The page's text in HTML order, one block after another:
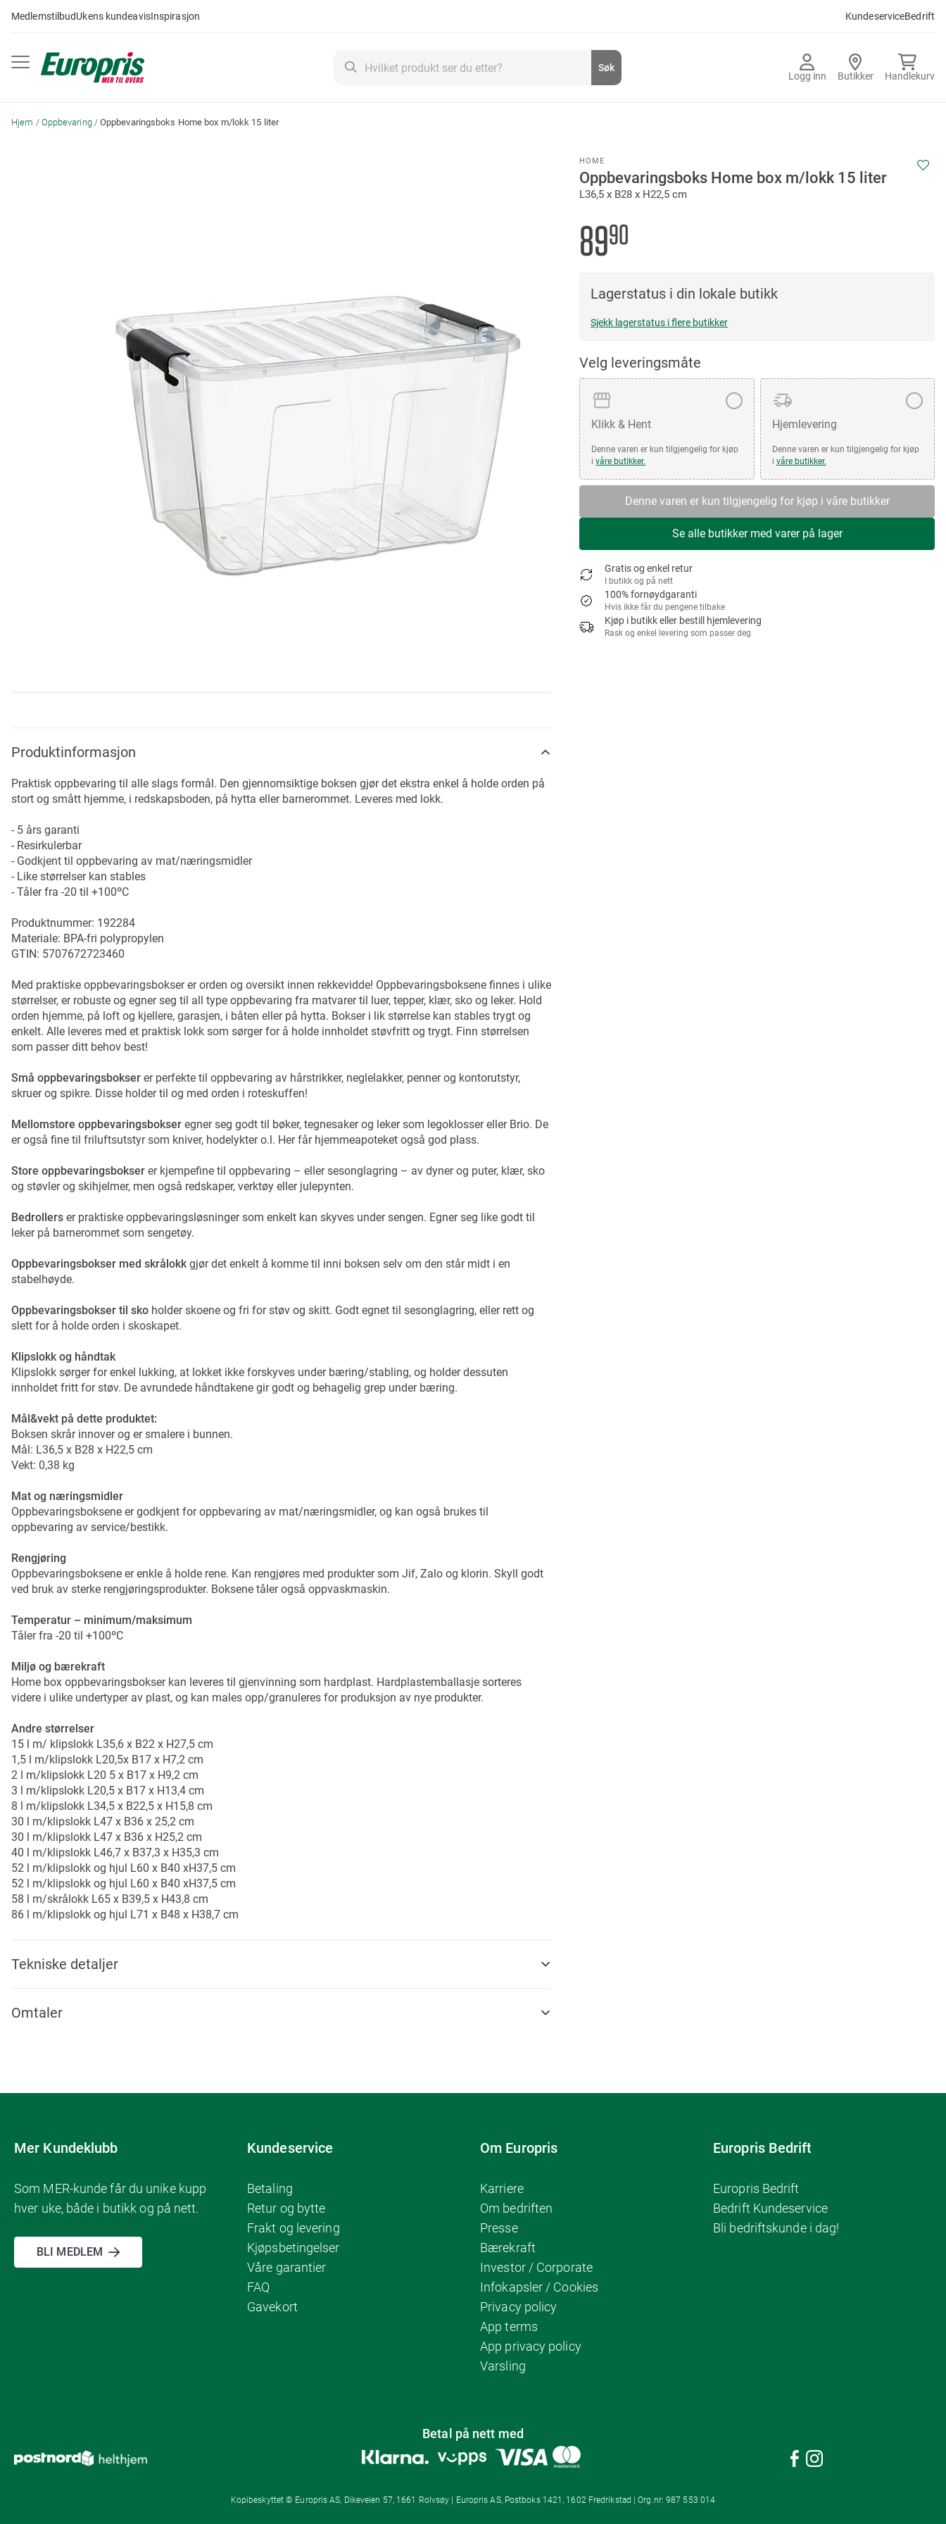
til
MedlemstilbudUkens kundeavisInspirasjon KundeserviceBedrift
Logg inn Butikker Handlekurv
Søk
Hjem Oppbevaring Oppbevaringsboks Home box m/lokk 15 liter
HOME
Oppbevaringsboks Home box m/lokk 15 liter
L36,5 x B28 x H22,5 cm
8990
Lagerstatus i din lokale butikk
Sjekk lagerstatus i flere butikker
Velg leveringsmåte
Klikk & Hent
Denne varen er kun tilgjengelig for kjøp
ivåre butikker.
Hjemlevering
Denne varen er kun tilgjengelig for kjøp
i våre butikker.
Denne varen er kun tilgjengelig for kjøp i våre butikker
Se alle butikker med varer på lager
Gratis og enkel retur
I butikk og på nett
100% fornøydgaranti
Hvis ikke får du pengene tilbake
Kjøp i butikk eller bestill hjemlevering
Rask og enkel levering som passer deg
the
beginning
the
images
Produktinformasjon
Praktisk oppbevaring til alle slags formål. Den gjennomsiktige boksen gjør det ekstra enkel å holde orden på
stort og smått hjemme, i redskapsboden, på hytta eller barnerommet. Leveres med lokk.
- 5 års garanti
- Resirkulerbar
- Godkjent til oppbevaring av mat/næringsmidler
- Like størrelser kan stables
- Tåler fra -20 til +100ºC
Produktnummer: 192284
Materiale: BPA-fri polypropylen
GTIN: 5707672723460
Med praktiske oppbevaringsbokser er orden og oversikt innen rekkevidde! Oppbevaringsboksene finnes i ulike
størrelser, er robuste og egner seg til all type oppbevaring fra matvarer til luer, tepper, klær, sko og leker. Hold
orden hjemme, på loft og kjellere, garasjen, i båten eller på hytta. Bokser i lik størrelse kan stables trygt og
enkelt. Alle leveres med et praktisk lokk som sørger for å holde innholdet støvfritt og trygt. Finn størrelsen
som passer ditt behov best!
Små oppbevaringsbokser er perfekte til oppbevaring av hårstrikker, neglelakker, penner og kontorutstyr,
skruer og spikre. Disse holder til og med orden i roteskuffen!
Mellomstore oppbevaringsbokser egner seg godt til bøker, tegnesaker og leker som legoklosser eller Brio. De
er også fine til friluftsutstyr som kniver, hodelykter o.l. Her får hjemmeapoteket også god plass.
Store oppbevaringsbokser er kjempefine til oppbevaring – eller sesonglagring – av dyner og puter, klær, sko
og støvler og skihjelmer, men også redskaper, verktøy eller julepynten.
Bedrollers er praktiske oppbevaringsløsninger som enkelt kan skyves under sengen. Egner seg like godt til
leker på barnerommet som sengetøy.
Oppbevaringsbokser med skrålokkgjør det enkelt å komme til inni boksen selv om den står midt i en
stabelhøyde.
Oppbevaringsbokser til sko holder skoene og fri for støv og skitt. Godt egnet til sesonglagring, eller rett og
slett for å holde orden i skoskapet.
Klipslokk og håndtak
Klipslokk sørger for enkel lukking, at lokket ikke forskyves under bæring/stabling, og holder dessuten
innholdet fritt for støv. De avrundede håndtakene gir godt og behagelig grep under bæring.
Mål&vekt på dette produktet:
Boksen skrår innover og er smalere i bunnen.
Mål: L36,5 x B28 x H22,5 cm
Vekt: 0,38 kg
Mat og næringsmidler
Oppbevaringsboksene er godkjent for oppbevaring av mat/næringsmidler, og kan også brukes til
oppbevaring av service/bestikk.
Rengjøring
Oppbevaringsboksene er enkle å holde rene. Kan rengjøres med produkter som Jif, Zalo og klorin. Skyll godt
ved bruk av sterke rengjøringsprodukter. Boksene tåler også oppvaskmaskin.
Temperatur – minimum/maksimum
Tåler fra -20 til +100ºC
Miljø og bærekraft
Home box oppbevaringsbokser kan leveres til gjenvinning som hardplast. Hardplastemballasje sorteres
videre i ulike undertyper av plast, og kan males opp/granuleres for produksjon av nye produkter.
Andre størrelser
15 l m/ klipslokk L35,6 x B22 x H27,5 cm
1,5 l m/klipslokk L20,5x B17 x H7,2 cm
2 l m/klipslokk L20 5 x B17 x H9,2 cm
3 l m/klipslokk L20,5 x B17 x H13,4 cm
8 l m/klipslokk L34,5 x B22,5 x H15,8 cm
30 l m/klipslokk L47 x B36 x 25,2 cm
30 l m/klipslokk L47 x B36 x H25,2 cm
40 l m/klipslokk L46,7 x B37,3 x H35,3 cm
52 l m/klipslokk og hjul L60 x B40 xH37,5 cm
52 l m/klipslokk og hjul L60 x B40 xH37,5 cm
58 l m/skrålokk L65 x B39,5 x H43,8 cm
86 l m/klipslokk og hjul L71 x B48 x H38,7 cm
Tekniske detaljer
Omtaler
Mer Kundeklubb
Som MER-kunde får du unike kupp
hver uke, både i butikk og på nett.
BLI MEDLEM
Kundeservice
Betaling
Retur og bytte
Frakt og levering
Kjøpsbetingelser
Våre garantier
FAQ
Gavekort
Om Europris
Karriere
Om bedriften
Presse
Bærekraft
Investor / Corporate
Infokapsler / Cookies
Privacy policy
App terms
App privacy policy
Varsling
Europris Bedrift
Europris Bedrift
Bedrift Kundeservice
Bli bedriftskunde i dag!
Betal på nett med
Kopibeskyttet © Europris AS, Dikeveien 57, 1661 Rolvsøy | Europris AS, Postboks 1421, 1602 Fredrikstad | Org.nr: 987 553 014